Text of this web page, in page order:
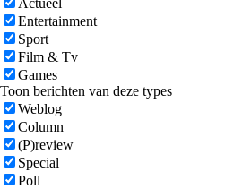
Actueel
Entertainment
Sport
Film & Tv
Games
Toon berichten van deze types
Weblog
Column
(P)review
Special
Poll